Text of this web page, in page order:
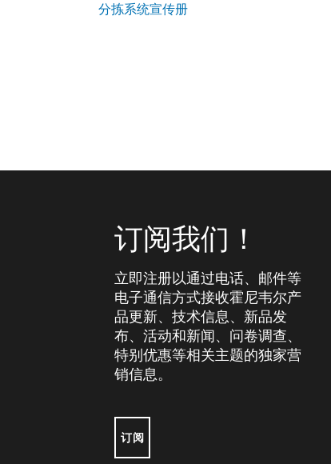
分拣系统宣传册
订阅我们！
立即注册以通过电话、邮件等
电子通信方式接收霍尼韦尔产
品更新、技术信息、新品发
布、活动和新闻、问卷调查、
特别优惠等相关主题的独家营
销信息。
订阅